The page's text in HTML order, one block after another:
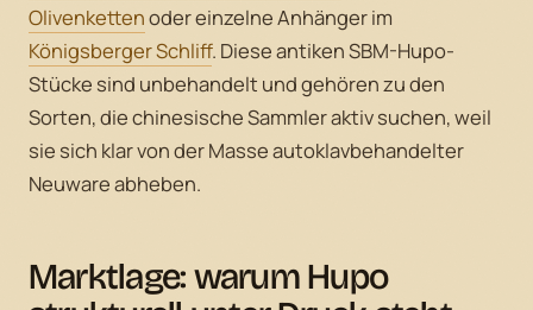
Olivenkettenoder einzelne Anhänger im
Königsberger Schliff. Diese antiken SBM-Hupo-
Stücke sind unbehandelt und gehören zu den
Sorten, die chinesische Sammler aktiv suchen, weil
sie sich klar von der Masse autoklavbehandelter
Neuware abheben.
Marktlage: warum Hupo